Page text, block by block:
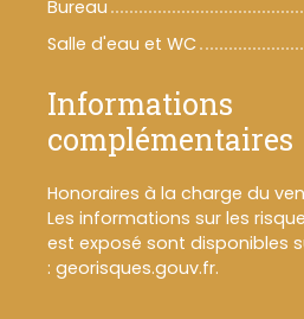
Bureau
Salle d'eau et WC
Informations
complémentaires
Honoraires à la charge du
Les informations sur les
est exposé sont disponibles
: georisques.gouv.fr.